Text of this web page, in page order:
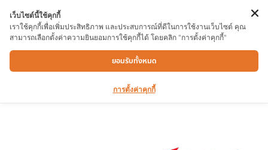
ไขควงชุด ARCA 6ตัว/ชุด
เว็บไซต์นี้ใช้คุกกี้
เราใช้คุกกี้เพื่อเพิ่มประสิทธิภาพ และประสบการณ์ที่ดีในการใช้งานเว็บไซต์ คุณ
สามารถเลือกตั้งค่าความยินยอมการใช้คุกกี้ได้ โดยคลิก "การตั้งค่าคุกกี้"
ยอมรับทั้งหมด
การตั้งค่าคุกกี้